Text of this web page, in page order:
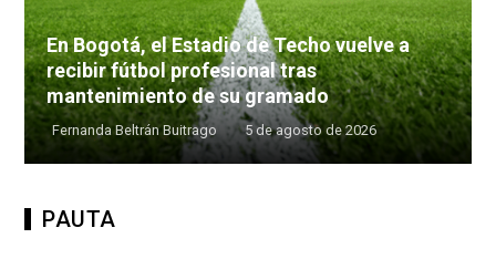
En Bogotá, el Estadio de Techo vuelve a
recibir fútbol profesional tras
mantenimiento de su gramado
Fernanda Beltrán Buitrago 5 de agosto de 2026
PAUTA